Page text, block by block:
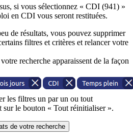
si vous sélectionnez « CDI (941) »
en CDI vous seront restituées.
de résultats, vous pouvez supprimer
filtres et critères et relancer votre
recherche apparaissent de la façon
les filtres un par un ou tout
sur le bouton « Tout réinitialiser ».
de votre recherche